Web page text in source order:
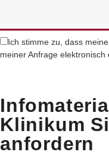
Ich stimme zu, dass
meiner Anfrage elektronisch
Klinikum
anfordern